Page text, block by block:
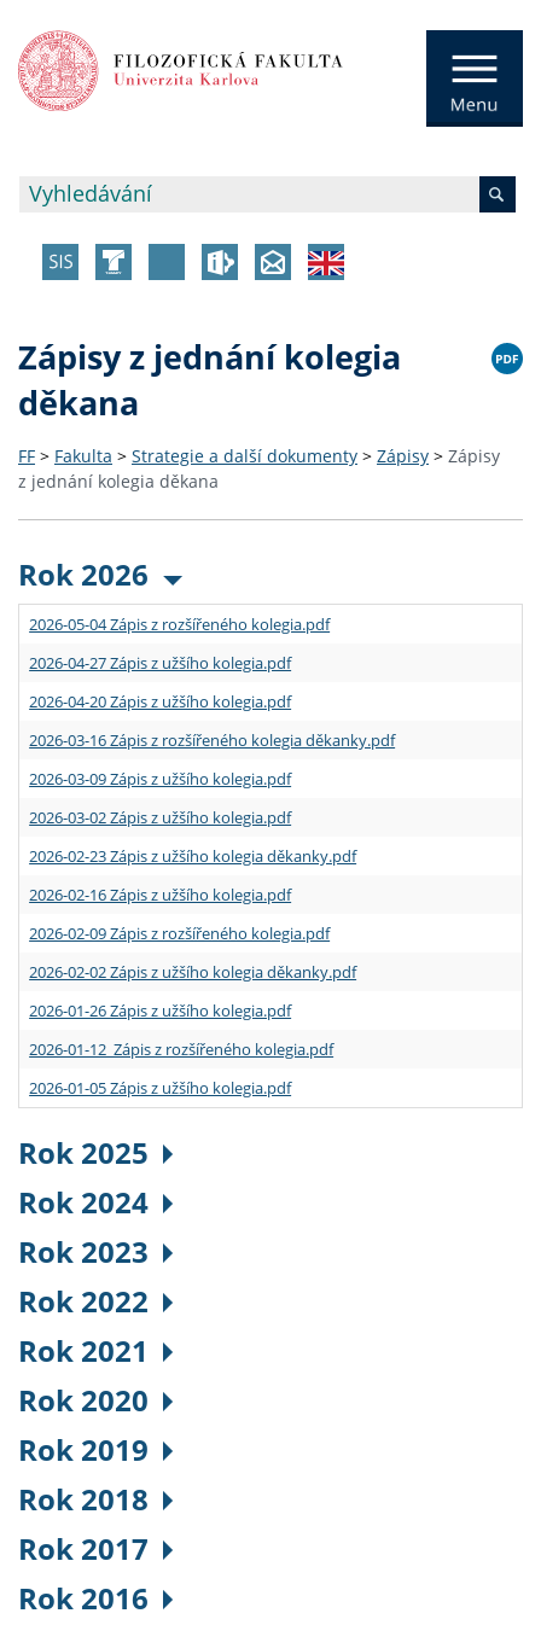
Zápisy z jednání kolegia
děkana
FF > Fakulta > Strategie a další dokumenty > Zápisy > Zápisy
z jednání kolegia děkana
Rok 2026
2026-05-04 Zápis z rozšířeného kolegia.pdf
2026-04-27 Zápis z užšího kolegia.pdf
2026-04-20 Zápis z užšího kolegia.pdf
2026-03-16 Zápis z rozšířeného kolegia děkanky.pdf
2026-03-09 Zápis z užšího kolegia.pdf
2026-03-02 Zápis z užšího kolegia.pdf
2026-02-23 Zápis z užšího kolegia děkanky.pdf
2026-02-16 Zápis z užšího kolegia.pdf
2026-02-09 Zápis z rozšířeného kolegia.pdf
2026-02-02 Zápis z užšího kolegia děkanky.pdf
2026-01-26 Zápis z užšího kolegia.pdf
2026-01-12 Zápis z rozšířeného kolegia.pdf
2026-01-05 Zápis z užšího kolegia.pdf
Rok 2025
Rok 2024
Rok 2023
Rok 2022
Rok 2021
Rok 2020
Rok 2019
Rok 2018
Rok 2017
Rok 2016